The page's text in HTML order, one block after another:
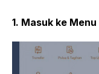
1. Masuk ke